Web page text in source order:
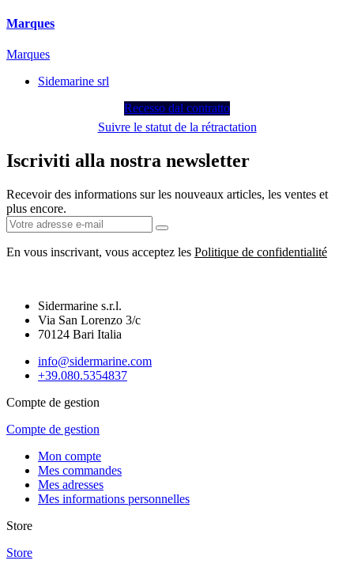
Marques
Marques
Sidemarine srl
Recesso dal contratto
Suivre le statut de la rétractation
Iscriviti alla nostra newsletter
Recevoir des informations sur les nouveaux articles, les ventes et
plus encore.
En vous inscrivant, vous acceptez les Politique de confidentialité
Sidermarine s.r.l.
Via San Lorenzo 3/c
70124 Bari Italia
info@sidermarine.com
+39.080.5354837
Compte de gestion
Compte de gestion
Mon compte
Mes commandes
Mes adresses
Mes informations personnelles
Store
Store